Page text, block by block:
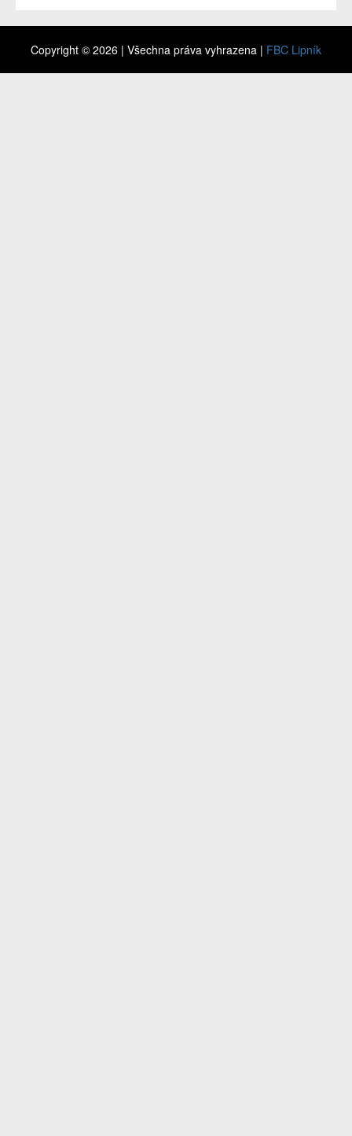
Copyright © 2026 | Všechna práva vyhrazena | FBC Lipník